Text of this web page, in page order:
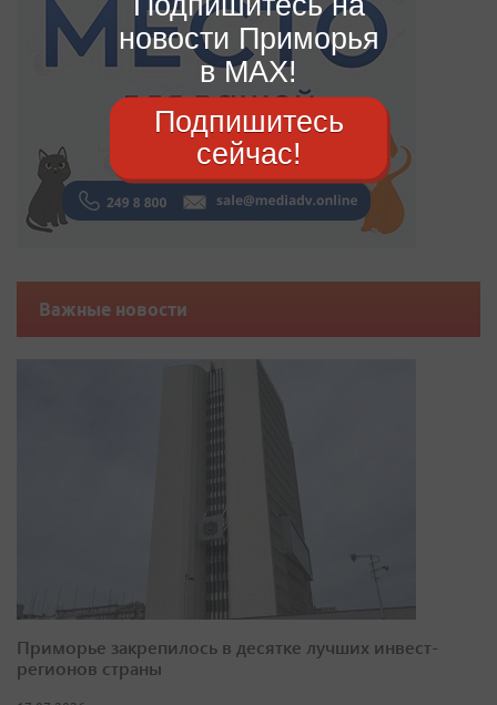
Важные новости
Приморье закрепилось в десятке лучших инвест-
регионов страны
новости Приморья
в MAX!
Подпишитесь
сейчас!